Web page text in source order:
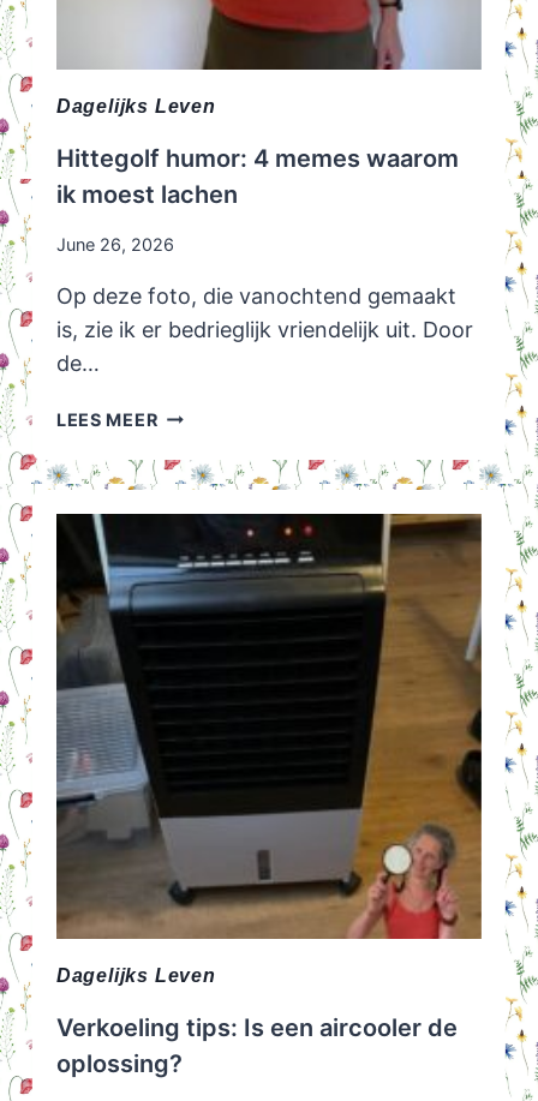
Dagelijks Leven
Hittegolf humor: 4 memes waarom
ik moest lachen
June 26, 2026
Op deze foto, die vanochtend gemaakt
is, zie ik er bedrieglijk vriendelijk uit. Door
de…
LEES MEERHITTEGOLF
4
IK
MOEST
LACHEN
Dagelijks Leven
Verkoeling tips: Is een aircooler de
oplossing?